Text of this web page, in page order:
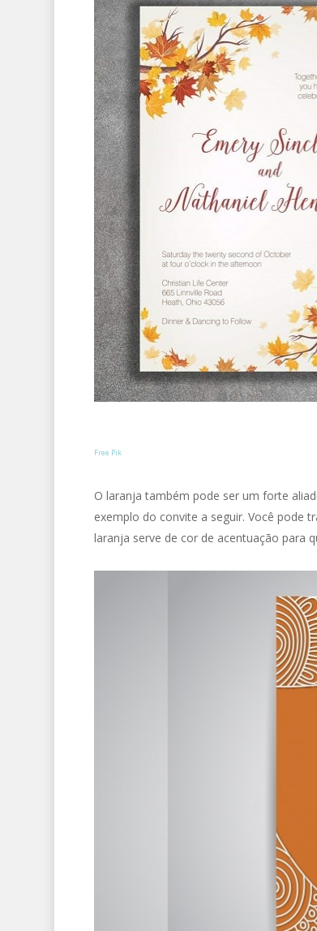
Free Pik
O laranja também pode ser um forte
exemplo do convite a seguir. Você pode
laranja serve de cor de acentuação para